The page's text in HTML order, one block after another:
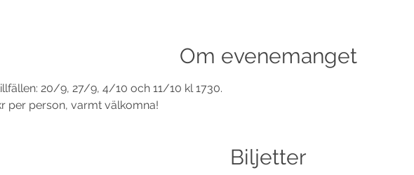
Om evenemanget
20/9, 27/9, 4/10 och 11/10 kl 1730.
per person, varmt välkomna!
Biljetter